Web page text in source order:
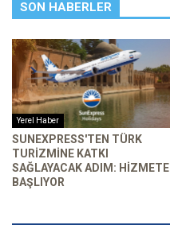
SON HABERLER
Yerel Haber
SUNEXPRESS'TEN TÜRK
TURIZMINE KATKI
SAĞLAYACAK ADIM: HIZMETE
BAŞLIYOR